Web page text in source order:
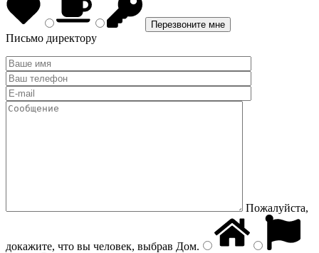
Письмо директору
Пожалуйста,
докажите, что вы человек, выбрав Дом.